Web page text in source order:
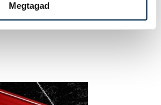
Megtagad